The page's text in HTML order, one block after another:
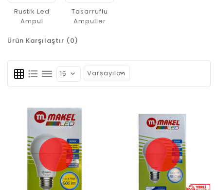
Rustik Led
Ampul
Tasarruflu
Ampuller
Ürün Karşılaştır (0)
grid_on format_list_bulleted dehaze